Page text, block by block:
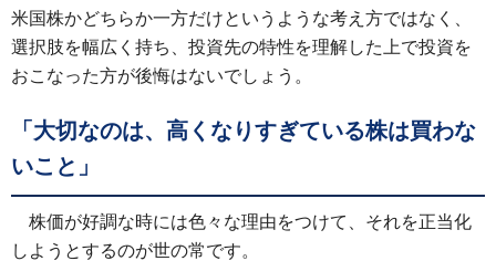
米国株かどちらか一方だけというような考え方ではなく、
選択肢を幅広く持ち、投資先の特性を理解した上で投資を
おこなった方が後悔はないでしょう。
「大切なのは、高くなりすぎている株は買わな
いこと」
株価が好調な時には色々な理由をつけて、それを正当化
しようとするのが世の常です。